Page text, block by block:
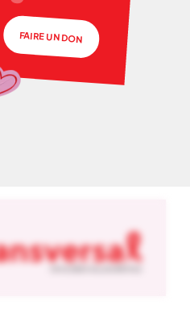
FAIRE UN DON